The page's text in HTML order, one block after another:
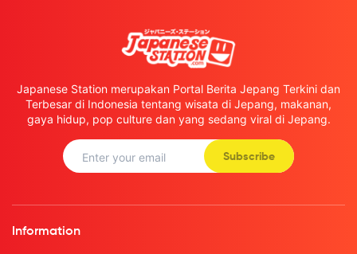
Japanese Station merupakan Portal Berita Jepang Terkini dan
Terbesar di Indonesia tentang wisata di Jepang, makanan,
gaya hidup, pop culture dan yang sedang viral di Jepang.
Subscribe
Information